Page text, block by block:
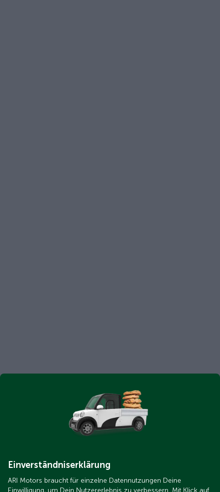
Einverständniserklärung
ARI Motors braucht für einzelne Datennutzungen Deine
Einwilligung, um Dein Nutzererlebnis zu verbessern. Mit Klick auf